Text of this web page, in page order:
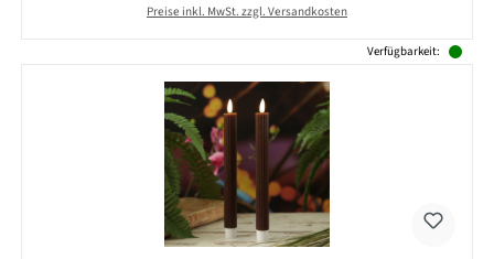
Preise inkl. MwSt. zzgl. Versandkosten
Verfügbarkeit: